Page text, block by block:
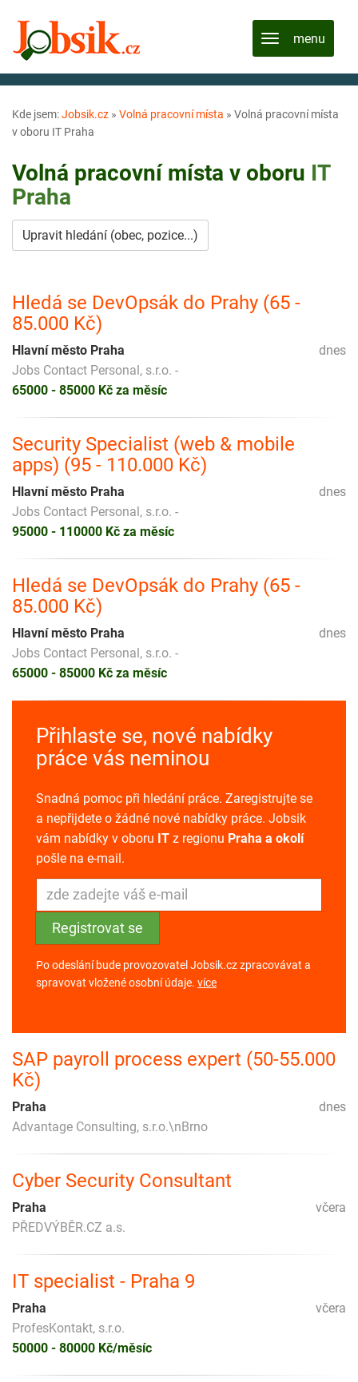
Kde jsem:Jobsik.cz » Volná pracovní místa » Volná pracovní místa
v oboru IT Praha
Volná pracovní místa v oboru IT
Praha
Upravit hledání (obec, pozice...)
Hledá se DevOpsák do Prahy (65 -
85.000 Kč)
dnes
Hlavní město Praha
Jobs Contact Personal, s.r.o. -
65000 - 85000 Kč za měsíc
Security Specialist (web & mobile
apps) (95 - 110.000 Kč)
dnes
Hlavní město Praha
Jobs Contact Personal, s.r.o. -
95000 - 110000 Kč za měsíc
Hledá se DevOpsák do Prahy (65 -
85.000 Kč)
dnes
Hlavní město Praha
Jobs Contact Personal, s.r.o. -
65000 - 85000 Kč za měsíc
Přihlaste se, nové nabídky
práce vás neminou
Snadná pomoc při hledání práce. Zaregistrujte se
a nepřijdete o žádné nové nabídky práce. Jobsik
vám nabídky v oboru IT z regionu Praha a okolí
pošle na e-mail.
Po odeslání bude provozovatel Jobsik.cz zpracovávat a
spravovat vložené osobní údaje. více
SAP payroll process expert (50-55.000
Kč)
dnes
Praha
Advantage Consulting, s.r.o.\nBrno
Cyber Security Consultant
včera
Praha
PŘEDVÝBĚR.CZ a.s.
IT specialist - Praha 9
včera
Praha
ProfesKontakt, s.r.o.
50000 - 80000 Kč/měsíc